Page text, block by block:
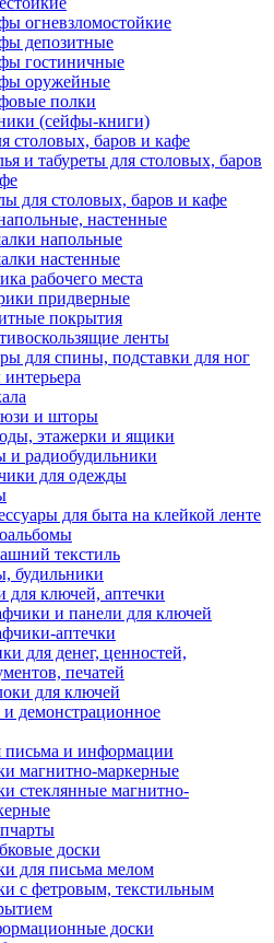
огневзломостойкие
депозитные
гостиничные
оружейные
полки
(сейфы-книги)
столовых, баров и кафе
и табуреты для столовых, баров
для столовых, баров и кафе
настенные
напольные
настенные
рабочего места
придверные
покрытия
ленты
для спины, подставки для ног
и шторы
этажерки и ящики
и радиобудильники
для одежды
для быта на клейкой ленте
текстиль
будильники
ключей, аптечки
и панели для ключей
аптечки
для денег, ценностей,
печатей
для ключей
демонстрационное
письма и информации
магнитно-маркерные
стеклянные магнитно-
доски
для письма мелом
с фетровым, текстильным
доски